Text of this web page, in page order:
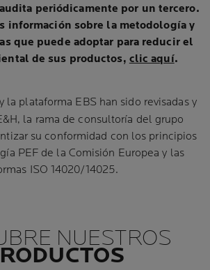
periódicamente por un tercero.
información sobre la metodología y
que puede adoptar para reducir el
de sus productos, clic aquí.
la plataforma EBS han sido revisadas y
la rama de consultoría del grupo
su conformidad con los principios
PEF de la Comisión Europea y las
ISO 14020/14025.
NUESTROS